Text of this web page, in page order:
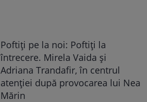
Poftiți pe la noi: Poftiți la
întrecere. Mirela Vaida și
Adriana Trandafir, în centrul
atenției după provocarea lui Nea
Mărin